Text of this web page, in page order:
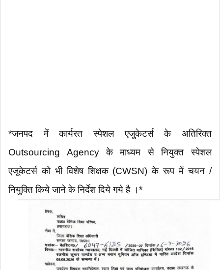
*जनपद में कार्यरत स्पेशल एजुकेटर्स के अतिरिक्त
Outsourcing Agency के माध्यम से नियुक्त स्पेशल
एजूकेटर्स को भी विशेष शिक्षक (CWSN) के रूप में चयन /
नियुक्ति किये जाने के निर्देश दिये गये है ।*